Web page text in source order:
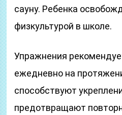
сауну. Ребенка
физкультурой в школе.
Упражнения
ежедневно на
способствуют
предотвращают